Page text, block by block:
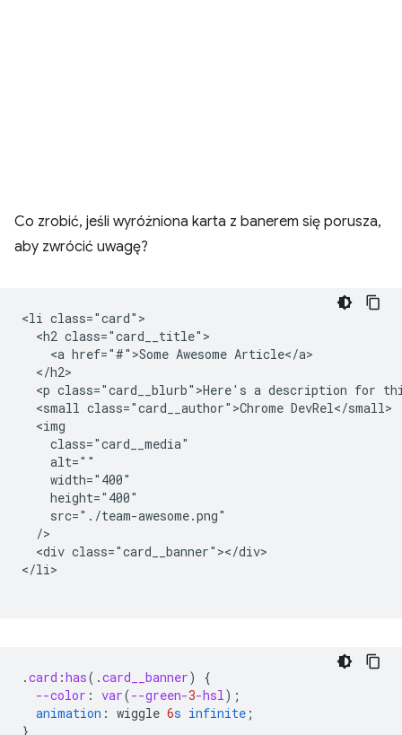
Co zrobić, jeśli wyróżniona karta z banerem się porusza,
aby zwrócić uwagę?
<li class="card">
  <h2 class="card__title">
    <a href="#">Some Awesome Article</a>
  </h2>
<p class="card__blurb">Here's a description for
  <small class="card__author">Chrome DevRel</small>
  <img
    class="card__media"
    alt=""
    width="400"
    height="400"
    src="./team-awesome.png"
  />
  <div class="card__banner"></div>
</li>
.card :has( .card__banner)
{
--color : var(--green-3-hsl);
animation : wiggle 6s infinite ;
}